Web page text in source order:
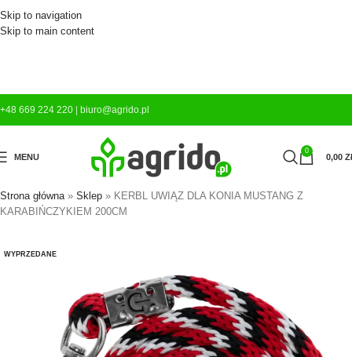
Skip to navigation
Skip to main content
+48 669 224 220 biuro@agrido.pl
MENU
0
0,00
Strona główna» Sklep » KERBL UWIĄZ DLA KONIA MUSTANG Z
KARABIŃCZYKIEM 200CM
WYPRZEDANE